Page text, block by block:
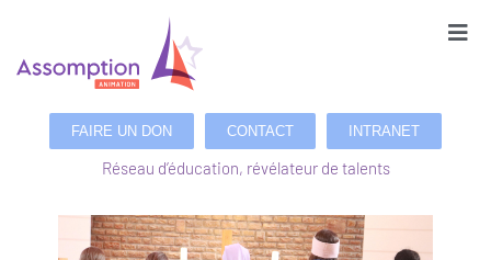
FAIRE UN DON CONTACT INTRANET
Réseau d’éducation, révélateur de talents